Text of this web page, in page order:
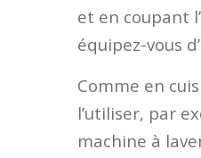
et en coupant
équipez-vous
Comme en
l’utiliser, par
machine à